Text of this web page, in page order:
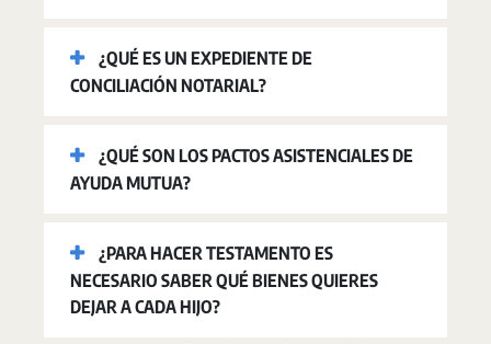
¿QUÉ ES UN EXPEDIENTE DE
CONCILIACIÓN NOTARIAL?
¿QUÉ SON LOS PACTOS ASISTENCIALES DE
AYUDA MUTUA?
¿PARA HACER TESTAMENTO ES
NECESARIO SABER QUÉ BIENES QUIERES
DEJAR A CADA HIJO?